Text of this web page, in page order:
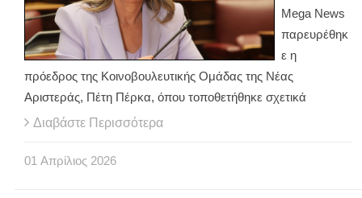
Mega News
παρευρέθηκ
ε η
πρόεδρος της Κοινοβουλευτικής Ομάδας της Νέας
Αριστεράς, Πέτη Πέρκα, όπου τοποθετήθηκε σχετικά
Διαβάστε Περισσότερα
01 Απρίλιος 2026